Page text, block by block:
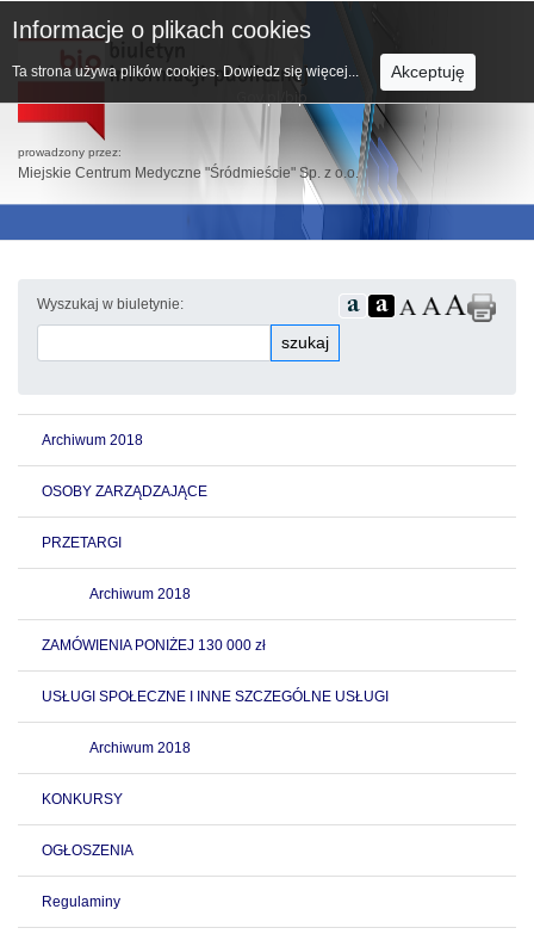
prowadzony przez:
Miejskie Centrum Medyczne "Śródmieście" Sp. z o.o.
Wyszukaj w biuletynie:
szukaj
Archiwum 2018
OSOBY ZARZĄDZAJĄCE
PRZETARGI
Archiwum 2018
ZAMÓWIENIA PONIŻEJ 130 000 zł
USŁUGI SPOŁECZNE I INNE SZCZEGÓLNE USŁUGI
Archiwum 2018
KONKURSY
OGŁOSZENIA
Regulaminy
Informacje o plikach cookies
Ta strona używa plików cookies. Dowiedz się więcej... Akceptuję